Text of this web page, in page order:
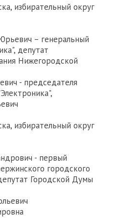
избирательный округ
– генеральный
депутат
Нижегородской
- председателя
избирательный округ
- первый
городского
Городской Думы